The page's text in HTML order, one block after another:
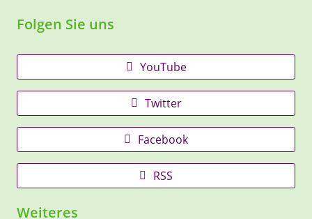
Folgen Sie uns
YouTube
Twitter
Facebook
RSS
Weiteres